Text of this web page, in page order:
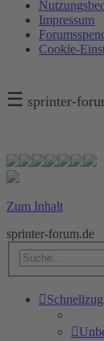
Impressum
Cookie-
☰ sprinter-
Zum Inhalt
sprinter-forum.de